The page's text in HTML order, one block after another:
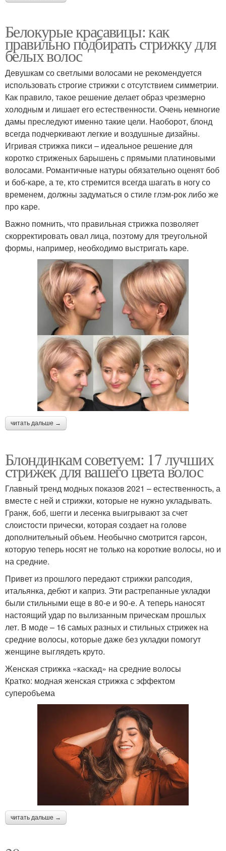
Белокурые красавицы: как
правильно подбирать стрижку для
белых волос
Девушкам со светлыми волосами не рекомендуется
использовать строгие стрижки с отсутствием симметрии.
Как правило, такое решение делает образ чрезмерно
холодным и лишает его естественности. Очень немногие
дамы преследуют именно такие цели. Наоборот, блонд
всегда подчеркивают легкие и воздушные дизайны.
Игривая стрижка пикси – идеальное решение для
коротко стриженых барышень с прямыми платиновыми
волосами. Романтичные натуры обязательно оценят боб
и боб-каре, а те, кто стремится всегда шагать в ногу со
временем, должны задуматься о стиле глэм-рок либо же
про каре.
Важно помнить, что правильная стрижка позволяет
скорректировать овал лица, поэтому для треугольной
формы, например, необходимо выстригать каре.
читать дальше →
Блондинкам советуем: 17 лучших
стрижек для вашего цвета волос
Главный тренд модных показов 2021 – естественность, а
вместе с ней и стрижки, которые не нужно укладывать.
Гранж, боб, шегги и лесенка выигрывают за счет
слоистости прически, которая создает на голове
дополнительный объем. Необычно смотрится гарсон,
которую теперь носят не только на короткие волосы, но и
на средние.
Привет из прошлого передают стрижки рапсодия,
итальянка, дебют и каприз. Эти растрепанные укладки
были стильными еще в 80-е и 90-е. А теперь наносят
настоящий удар по вылизанным прическам прошлых
лет. В моде – 16 самых разных и стильных стрижек на
средние волосы, которые даже без укладки помогут
женщине выглядеть круто.
Женская стрижка «каскад» на средние волосы
Кратко: модная женская стрижка с эффектом
суперобъема
читать дальше →